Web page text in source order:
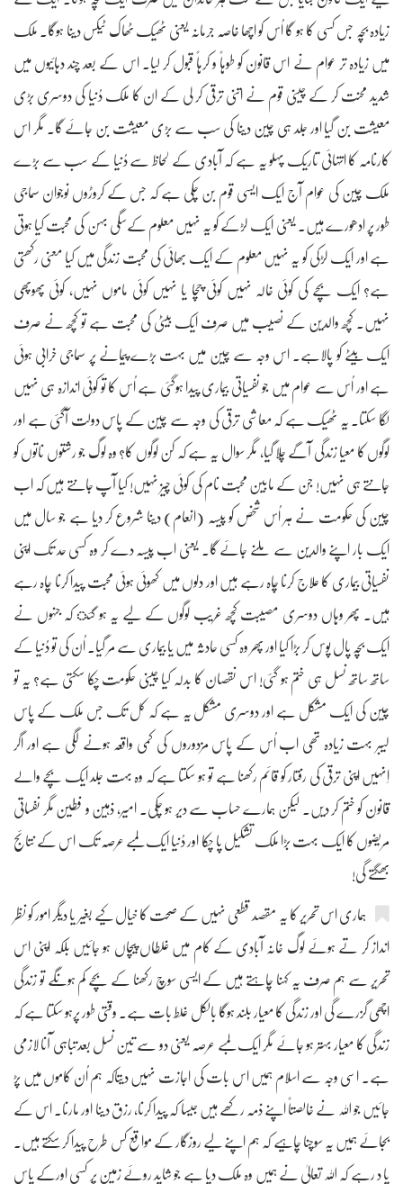
زیادہ بچہ جس کسی کا ہو گا اُس کو اچھا خاصہ جرمانہ یعنی ٹھیک ٹھاک ٹیکس دینا ہوگا۔ ملک
میں زیادہ تر عوام نے اس قانون کو طوہاً و کرہاً قبول کر لیا۔ اس کے بعد چند دہائیوں میں
شدید محنت کر کے چینی قوم نے اتنی ترقی کر لی کے ان کا ملک دُنیا کی دوسری بڑی
معیشت بن گیا اور جلد ہی چین دینا کی سب سے بڑی معیشت بن جائے گا۔ مگر اس
کارنامہ کا انتہائی تاریک پہلو یہ ہے کہ آبادی کے لحاظ سے دُنیا کے سب سے بڑے
ملک چین کی عوام آج ایک ایسی قوم بن چکی ہے کہ جس کے کروڑوں نوجوان سماجی
طور پر ادھورے ہیں۔ یعنی ایک لڑکے کو یہ نہیں معلوم کےسگی بہن کی محبت کیا ہوتی
ہے اور ایک لڑکی کو یہ نہیں معلوم کے ایک بھائی کی محبت زندگی میں کیا معنی رکھتی
ہے؟ ایک بچے کی کوئی خالہ نہیں کوئی چچا یا نہیں کوئی ماموں نہیں، کوئی پھوپھی
نہیں۔ کچھ والدین کے نصیب میں صرف ایک بیٹی کی محبت ہے تو کچھ نے صرف
ایک بیٹے کو پالاہے۔ اس وجہ سے چین میں بہت بڑے پیمانے پر سماجی خرابی ہوئی
ہے اور اُس سے عوام میں جو نفسیاتی بیماری پیدا ہوگئی ہے اُس کا تو کوئی اندازہ ہی نہیں
لگا سکتا۔ یہ ٹھیک ہے کہ معاشی ترقی کی وجہ سے چین کے پاس دولت آگئی ہے اور
لوگوں کا معیا زندگی آگے چلا گیا، مگر سوال یہ ہے کہ کن لوگوں کا؟ وہ لوگ جو رشتوں ناتوں کو
جانتے ہی نہیں! جن کے مابین محبت نام کی کوئی چیز نہیں! کیا آپ جانتے ہیں کہ اب
چین کی حکومت نے ہر اُس شخص کو پیسہ (انعام) دینا شروع کر دیا ہے جو سال میں
ایک بار اپنے والدین سے ملنے جائے گا۔ یعنی اب پیسہ دے کر وہ کسی حد تک اپنی
نفسیاتی بیماری کا علاج کرنا چاہ رہے ہیں اور دلوں میں کھوئی ہوئی محبت پیدا کرنا چاہ رہے
ہیں۔ پھر وہاں دوسری مصیبت کچھ غریب لوگوں کے لیے یہ ہو گئ کہ جنہوں نے
ایک بچہ پال پوس کر بڑا کیا اور پھر وہ کسی حادثہ میں یا بیماری سے مر گیا۔ اُن کی تو دُنیا کے
ساتھ ساتھ نسل ہی ختم ہو گئی! اس نقصان کا بدلہ کیا چینی حکومت چکا سکتی ہے؟ یہ تو
چین کی ایک مشکل ہے اور دوسری مشکل یہ ہے کہ کل تک جس ملک کے پاس
لیبر بہت زیادہ تھی اب اُس کے پاس مزدوروں کی کمی واقعہ ہونے لگی ہے اور اگر
اِنہیں اپنی ترقی کی رفتار کو قائم رکھنا ہے تو ہو سکتا ہے کہ وہ بہت جلد ایک بچے والے
قانون کو ختم کر دیں۔ لیکن ہمارے حساب سے دیر ہو چکی۔ امیر، ذہین و فطین مگر نفساتی
مریضوں کا ایک بہت بڑا ملک تشکیل پا چکا اور دُنیا ایک لمبے عرصہ تک اس کے نتائج
بھگتے گی!
ہماری اس تحریر کا یہ مقصد قطعی نہیں کے صحت کا خیال کیے بغیر یا دیگر امور کو نظر
انداز کر تے ہوئے لوگ خانہ آبادی کے کام میں غلطاں پیچاں ہو جائیں بلکہ اپنی اس
تحریر سے ہم صرف یہ کہنا چاہتے ہیں کے ایسی سوچ رکھنا کے بچے کم ہونگے تو زندگی
اچھی گزرے گی اور زندگی کا معیار بلند ہوگا بالکل غلط بات ہے۔ وقتی طور پرہو سکتا ہے کہ
زندگی کا معیار بہتر ہو جائے مگر ایک لمبے عرصہ یعنی دو سے تین نسل بعدتباہی آنا لازمی
ہے۔ اسی وجہ سے اسلام ہمیں اس بات کی اجازت نہیں دیتاکہ ہم اُن کاموں میں پڑ
جائیں جو اللہ نے خالصتاً اپنے ذمہ رکھے ہیں جیسا کہ پیدا کرنا، رزق دینا اور مارنا۔ اس کے
بجائے ہمیں یہ سوچنا چاہیے کہ ہم اپنے لیے روزگار کے مواقع کس طرح پیدا کر سکتے ہیں۔
یا د رہے کہ اللہ تعالیٰ نے ہمیں وہ ملک دیا ہے جو شاید روئے زمین پر کسی اورکے پاس